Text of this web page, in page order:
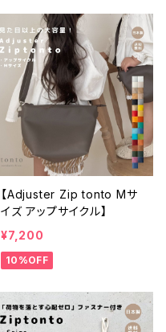
【Adjuster Zip tonto Mサ
イズ アップサイクル】
¥7,200
10%OFF